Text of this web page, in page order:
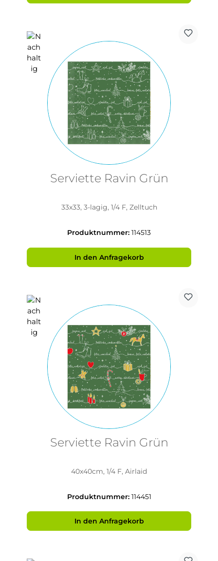
Serviette Ravin Grün
33x33, 3-lagig, 1/4 F, Zelltuch
Produktnummer: 114513
In den Anfragekorb
Serviette Ravin Grün
40x40cm, 1/4 F, Airlaid
Produktnummer: 114451
In den Anfragekorb